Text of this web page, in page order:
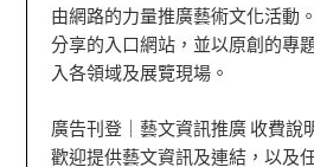
由網路的力量推廣藝術文化活動
分享的入口網站，並以原創的專
入各領域及展覽現場。
廣告刊登｜藝文資訊推廣 收費說
歡迎提供藝文資訊及連結，以及